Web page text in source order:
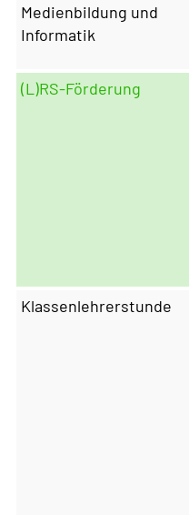
Medienbildung und
Informatik
(L)RS-Förderung
Klassenlehrerstunde